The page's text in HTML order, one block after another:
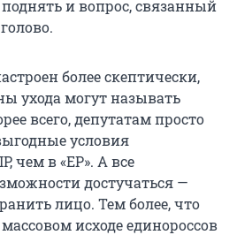
и вопрос, связанный
более скептически,
ухода могут называть
всего, депутатам просто
условия
чем в «ЕР». А все
достучаться —
лицо. Тем более, что
исходе единороссов